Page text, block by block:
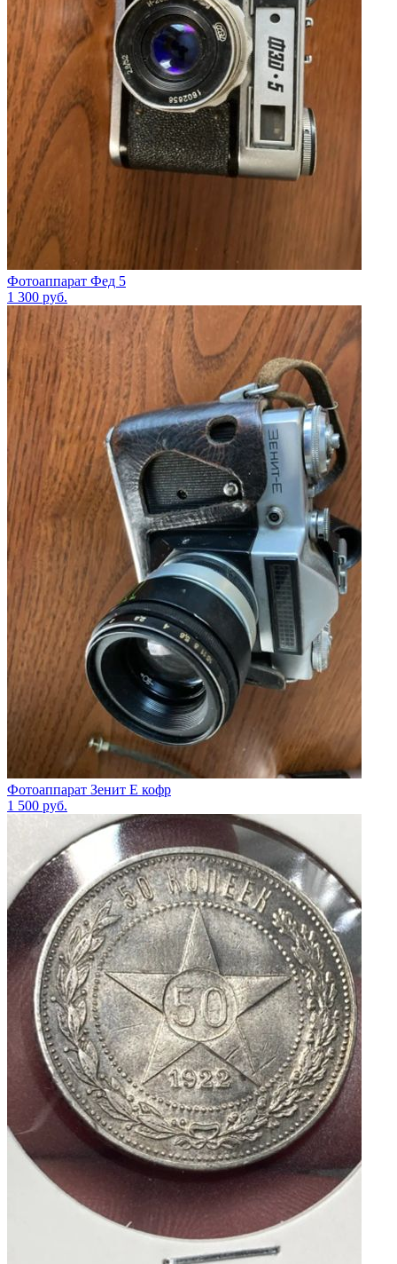
Фотоаппарат Фед 5
1 300 руб.
Фотоаппарат Зенит Е кофр
1 500 руб.